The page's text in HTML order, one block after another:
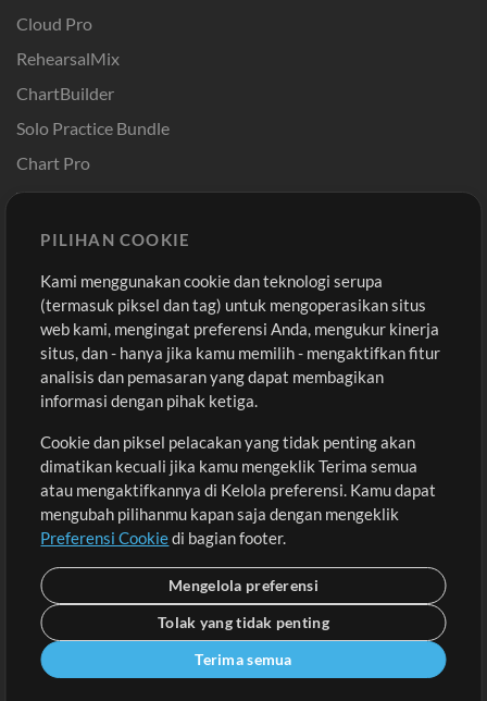
Cloud Pro
RehearsalMix
ChartBuilder
Solo Practice Bundle
Chart Pro
Template ProPresenter
Sound
Pembelian
Beli Kredit
Konten Gratis
Permintaan Lagu
Lain-lain
Sesi
Kirimkan musik kamu
Playlist
MT Conference
Akun
Masuk
Daftar
Lihat Keranjang
PILIHAN COOKIE
Kami menggunakan cookie dan teknologi serupa
(termasuk piksel dan tag) untuk mengoperasikan situs
web kami, mengingat preferensi Anda, mengukur kinerja
situs, dan - hanya jika kamu memilih - mengaktifkan fitur
analisis dan pemasaran yang dapat membagikan
informasi dengan pihak ketiga.
Cookie dan piksel pelacakan yang tidak penting akan
dimatikan kecuali jika kamu mengeklik Terima semua
atau mengaktifkannya di Kelola preferensi. Kamu dapat
mengubah pilihanmu kapan saja dengan mengeklik
Preferensi Cookiedi bagian footer.
Mengelola preferensi
Tolak yang tidak penting
Terima semua